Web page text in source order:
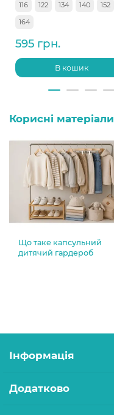
116 122 134 140
152
164
595 грн.
В кошик
Корисні матеріали
Що таке капсульний
дитячий гардероб
Інформація
Додатково